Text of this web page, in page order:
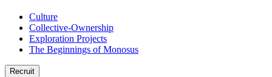
Culture
Collective-Ownership
Exploration Projects
The Beginnings of Monosus
Recruit